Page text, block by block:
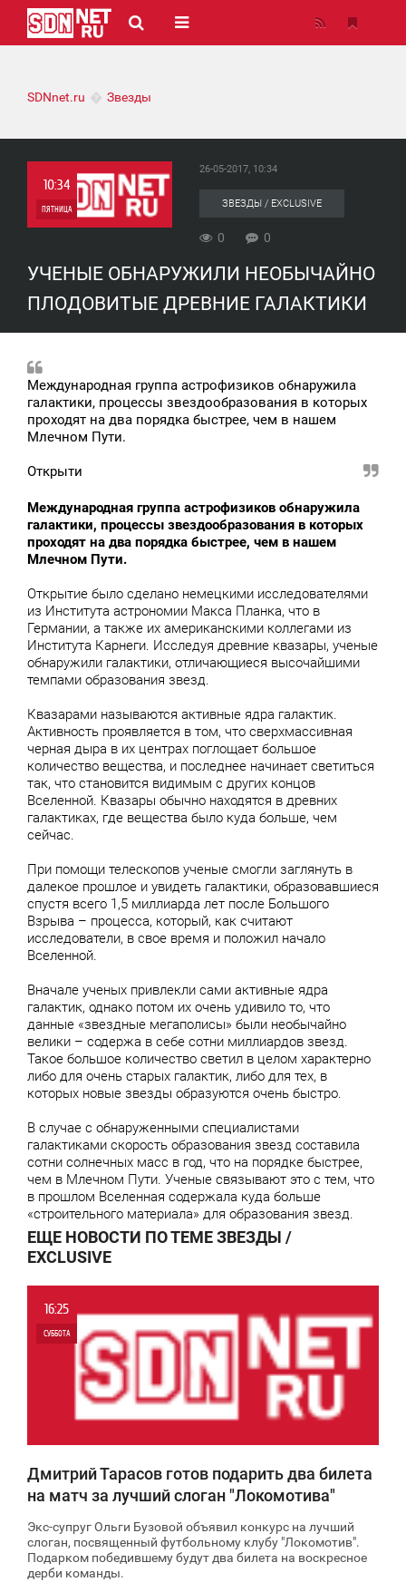
SDNnet.ru Звезды
10:34
ПЯТНИЦА
26-05-2017, 10:34
ЗВЕЗДЫ / EXCLUSIVE
0 0
УЧЕНЫЕ ОБНАРУЖИЛИ НЕОБЫЧАЙНО
ПЛОДОВИТЫЕ ДРЕВНИЕ ГАЛАКТИКИ
Международная группа астрофизиков обнаружила
галактики, процессы звездообразования в которых
проходят на два порядка быстрее, чем в нашем
Млечном Пути.
Открыти
Международная группа астрофизиков обнаружила
галактики, процессы звездообразования в которых
проходят на два порядка быстрее, чем в нашем
Млечном Пути.
Открытие было сделано немецкими исследователями
из Института астрономии Макса Планка, что в
Германии, а также их американскими коллегами из
Института Карнеги. Исследуя древние квазары, ученые
обнаружили галактики, отличающиеся высочайшими
темпами образования звезд.
Квазарами называются активные ядра галактик.
Активность проявляется в том, что сверхмассивная
черная дыра в их центрах поглощает большое
количество вещества, и последнее начинает светиться
так, что становится видимым с других концов
Вселенной. Квазары обычно находятся в древних
галактиках, где вещества было куда больше, чем
сейчас.
При помощи телескопов ученые смогли заглянуть в
далекое прошлое и увидеть галактики, образовавшиеся
спустя всего 1,5 миллиарда лет после Большого
Взрыва – процесса, который, как считают
исследователи, в свое время и положил начало
Вселенной.
Вначале ученых привлекли сами активные ядра
галактик, однако потом их очень удивило то, что
данные «звездные мегаполисы» были необычайно
велики – содержа в себе сотни миллиардов звезд.
Такое большое количество светил в целом характерно
либо для очень старых галактик, либо для тех, в
которых новые звезды образуются очень быстро.
В случае с обнаруженными специалистами
галактиками скорость образования звезд составила
сотни солнечных масс в год, что на порядке быстрее,
чем в Млечном Пути. Ученые связывают это с тем, что
в прошлом Вселенная содержала куда больше
«строительного материала» для образования звезд.
ЕЩЕ НОВОСТИ ПО ТЕМЕ ЗВЕЗДЫ /
EXCLUSIVE
16:25
СУББОТА
Дмитрий Тарасов готов подарить два билета
на матч за лучший слоган "Локомотива"
Экс-супруг Ольги Бузовой объявил конкурс на лучший
слоган, посвященный футбольному клубу "Локомотив".
Подарком победившему будут два билета на воскресное
дерби команды.